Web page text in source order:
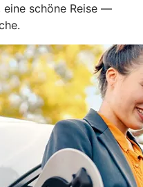
eine schöne Reise —